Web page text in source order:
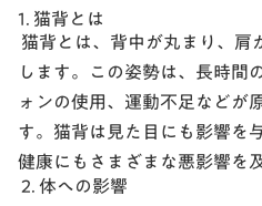
1. 猫背とは
猫背とは、背中が丸まり、
します。この姿勢は、長時間
ォンの使用、運動不足などが
す。猫背は見た目にも影響を
健康にもさまざまな悪影響を
2. 体への影響